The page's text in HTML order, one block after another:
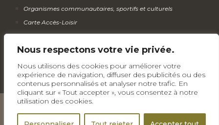
Nous respectons votre vie privée.
Nous utilisons des cookies pour améliorer votre
expérience de navigation, diffuser des publicités ou des
contenus personnalisés et analyser notre trafic. En
cliquant sur « Tout accepter », vous consentez à notre
utilisation des cookies.
Organismes communautaires, sportifs et culturels
Carte Accès-Loisir
Calendrier des activités
Infolettre